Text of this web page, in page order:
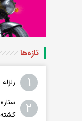
تازه‌ها
۱ زلزله ۴ ریشتری بندرلنگه را لرزاند
۲